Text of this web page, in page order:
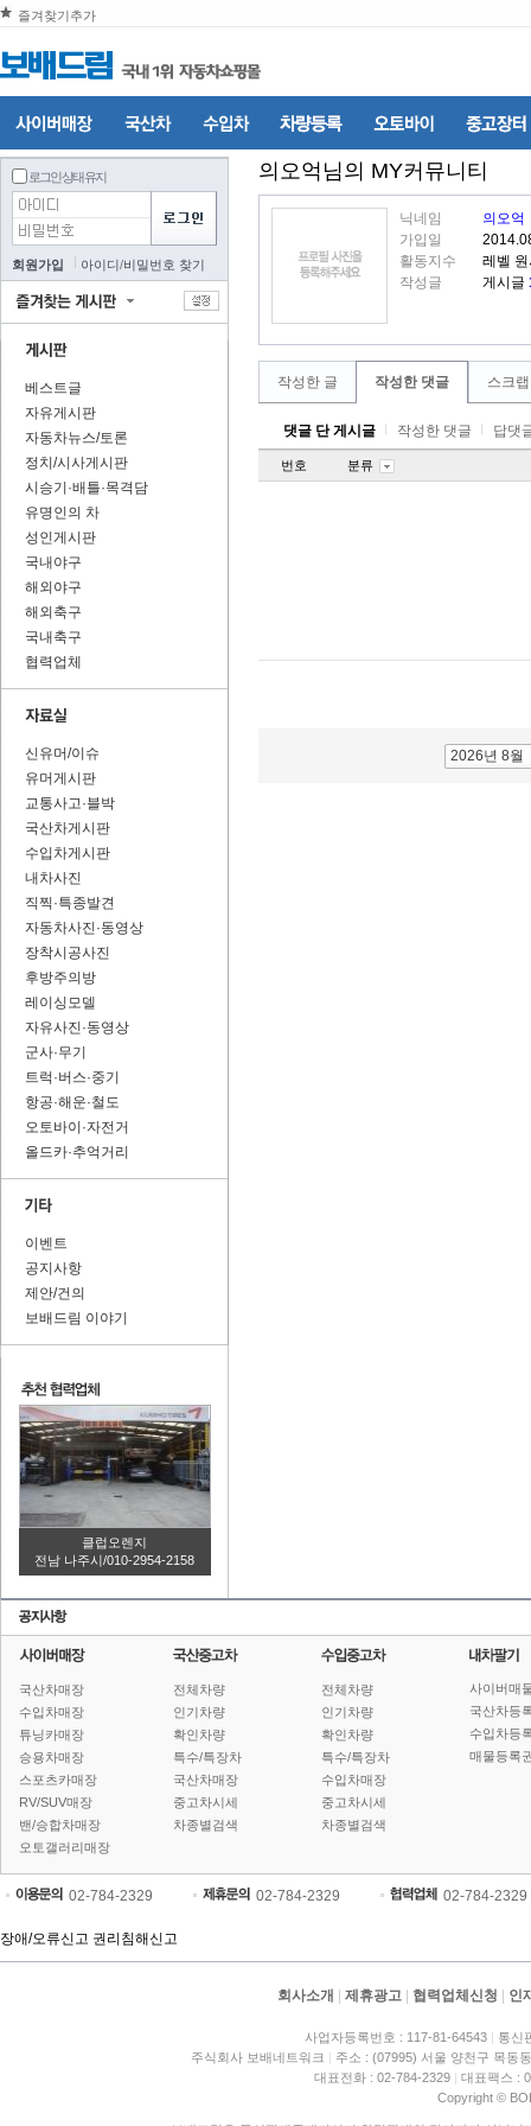
즐겨찾기추가
로그인 상태 유지
회원가입 아이디/비밀번호 찾기
베스트글
자유게시판
자동차뉴스/토론
정치/시사게시판
시승기·배틀·목격담
유명인의 차
성인게시판
국내야구
해외야구
해외축구
국내축구
협력업체
신유머/이슈
유머게시판
교통사고·블박
국산차게시판
수입차게시판
내차사진
직찍·특종발견
자동차사진·동영상
장착시공사진
후방주의방
레이싱모델
자유사진·동영상
군사·무기
트럭·버스·중기
항공·해운·철도
오토바이·자전거
올드카·추억거리
이벤트
공지사항
제안/건의
보배드림 이야기
클럽오렌지
전남 나주시/010-2954-2158
의오억 님의 MY커뮤니티
닉네임
의오억
가입일
활동지수
레벨
작성글
게시글
작성한 글 작성한 댓글 스크
댓글 단 게시글 작성한 댓글 답댓
번호 분류
2026년 8월
국산차매장
수입차매장
튜닝카매장
승용차매장
스포츠카매장
RV/SUV매장
밴/승합차매장
오토갤러리매장
전체차량
인기차량
확인차량
특수/특장차
국산차매장
중고차시세
차종별검색
전체차량
인기차량
확인차량
특수/특장차
수입차매장
중고차시세
차종별검색
사이버매
국산차등
수입차등
매물등록
02-784-2329 02-784-2329 02-784-2329
장애/오류신고 권리침해신고
회사소개 제휴광고 협력업체신청 인
사업자등록번호 : 117-81-64543 | 통신
주식회사 보배네트워크 | 주소 : (07995) 서울 양천구 목동
대표전화 : 02-784-2329 | 대표팩스 :
Copyright ©